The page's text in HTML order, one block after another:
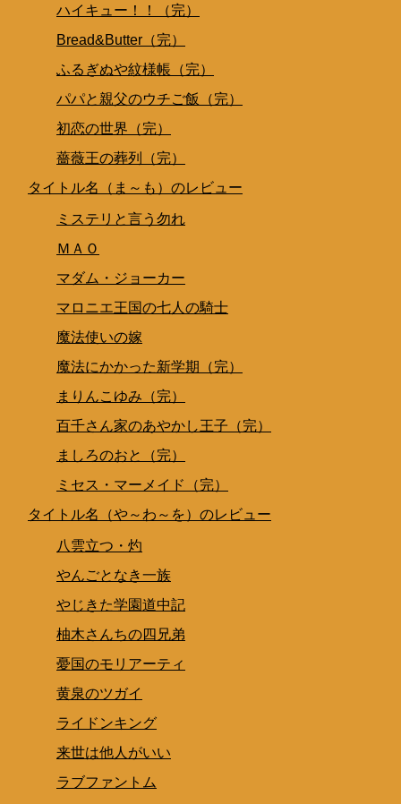
ハイキュー！！（完）
Bread&Butter（完）
ふるぎぬや紋様帳（完）
パパと親父のウチご飯（完）
初恋の世界（完）
薔薇王の葬列（完）
タイトル名（ま～も）のレビュー
ミステリと言う勿れ
ＭＡＯ
マダム・ジョーカー
マロニエ王国の七人の騎士
魔法使いの嫁
魔法にかかった新学期（完）
まりんこゆみ（完）
百千さん家のあやかし王子（完）
ましろのおと（完）
ミセス・マーメイド（完）
タイトル名（や～わ～を）のレビュー
八雲立つ・灼
やんごとなき一族
やじきた学園道中記
柚木さんちの四兄弟
憂国のモリアーティ
黄泉のツガイ
ライドンキング
来世は他人がいい
ラブファントム